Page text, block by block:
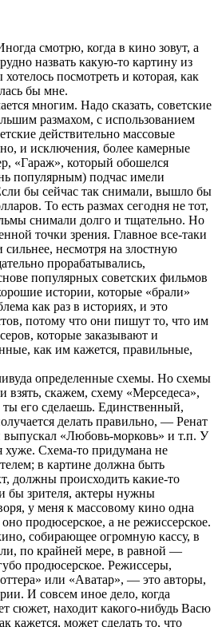
смотрю, когда в кино зовут, а
назвать какую-то картину из
посмотреть и которая, как
бы мне.
многим. Надо сказать, советские
размахом, с использованием
действительно массовые
и исключения, более камерные
«Гараж», который обошелся
популярным) подчас имели
бы сейчас так снимали, вышло бы
То есть размах сегодня не тот,
снимали долго и тщательно. Но
точки зрения. Главное все-таки
несмотря на злостную
прорабатывались,
популярных советских фильмов
истории, которые «брали»
как раз в историях, и это
потому что они пишут то, что им
которые заказывают и
как им кажется, правильные,
определенные схемы. Но схемы
взять, скажем, схему «Мерседеса»,
ты его сделаешь. Единственный,
делать правильно, — Ренат
выпускал «Любовь-морковь» и т.п. У
хуже. Схема-то придумана не
в картине должна быть
должны происходить какие-то
бы зрителя, актеры нужны
у меня к массовому кино одна
продюсерское, а не режиссерское.
собирающее огромную кассу, в
по крайней мере, в равной —
продюсерское. Режиссеры,
или «Аватар», — это авторы,
И совсем иное дело, когда
сюжет, находит какого-нибудь Васю
кажется, может сделать то, что